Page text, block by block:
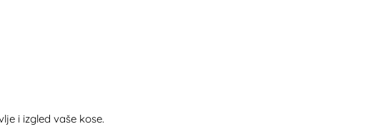
i izgled vaše kose.